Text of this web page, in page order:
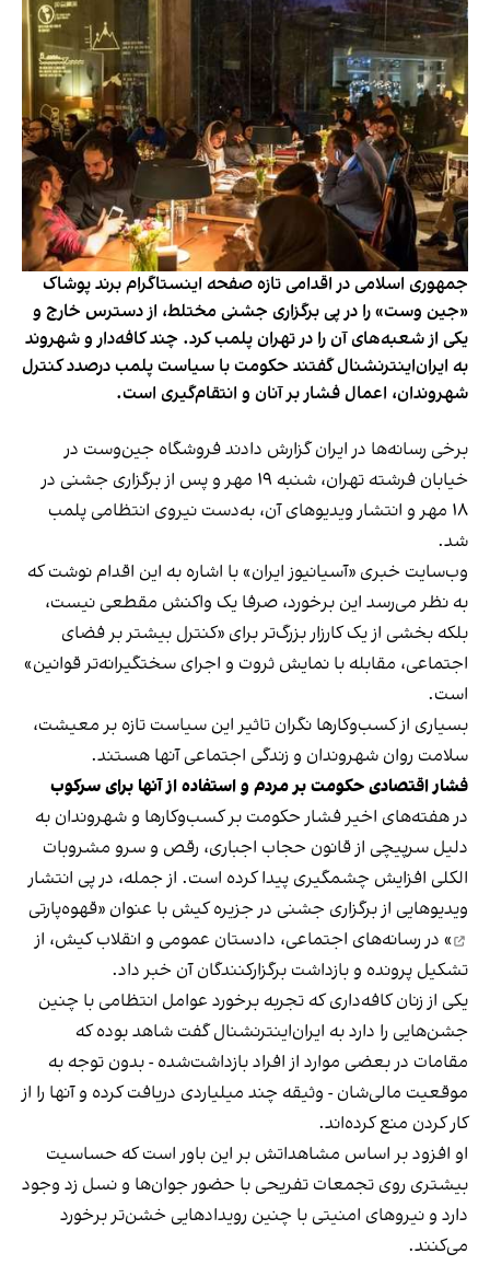
جمهوری اسلامی در اقدامی تازه صفحه اینستاگرام برند پوشاک
«جین وست» را در پی برگزاری جشنی مختلط، از دسترس خارج و
یکی از شعبه‌های آن را در تهران پلمب کرد. چند کافه‌‌دار و شهروند
به ایران‌اینترنشنال گفتند حکومت با سیاست پلمب درصدد کنترل
شهروندان، اعمال فشار بر آنان و انتقام‌گیری است.
برخی رسانه‌ها در ایران گزارش دادند فروشگاه جین‌وست در
خیابان فرشته تهران، شنبه ۱۹ مهر و پس از برگزاری جشنی در
۱۸ مهر و انتشار ویدیوهای آن، به‌دست نیروی انتظامی پلمب
شد.
وب‌سایت خبری «آسیانیوز ایران» با اشاره به این اقدام نوشت که
به نظر می‌رسد این برخورد، صرفا یک واکنش مقطعی نیست،
بلکه بخشی از یک کارزار بزرگ‌تر برای «کنترل بیشتر بر فضای
اجتماعی، مقابله با نمایش ثروت و اجرای سختگیرانه‌تر قوانین»
است.
بسیاری از کسب‌وکارها نگران تاثیر این سیاست‌ تازه بر معیشت،
سلامت روان شهروندان و زندگی اجتماعی آنها هستند.
فشار اقتصادی حکومت بر مردم و استفاده از آنها برای سرکوب
در هفته‌های اخیر فشار حکومت بر کسب‌وکارها و شهروندان به
دلیل سرپیچی از قانون حجاب اجباری، رقص و سرو مشروبات
الکلی افزایش چشمگیری پیدا کرده است. از جمله، در پی انتشار
ویدیوهایی از برگزاری جشنی در جزیره کیش با عنوان «قهوه‌پارتی
» در رسانه‌های اجتماعی، دادستان عمومی و انقلاب کیش، از
تشکیل پرونده و بازداشت برگزارکنندگان آن خبر داد.
یکی از زنان کافه‌داری که تجربه برخورد عوامل انتظامی با چنین
جشن‌هایی را دارد به ایران‌اینترنشنال گفت شاهد بوده که
مقامات در بعضی موارد از افراد بازداشت‌‌شده - بدون توجه به
موقعیت مالی‌شان - وثیقه چند میلیاردی دریافت کرده و آنها را از
کار کردن منع کرده‌اند.
او افزود بر اساس مشاهداتش بر این باور است که حساسیت
بیشتری روی تجمعات تفریحی با حضور جوان‌ها و نسل زد وجود
دارد و نیروهای امنیتی با چنین رویدادهایی خشن‌تر برخورد
می‌کنند.